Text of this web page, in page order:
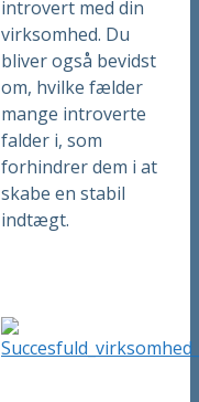
introvert med din
virksomhed. Du
bliver også bevidst
om, hvilke fælder
mange introverte
falder i, som
forhindrer dem i at
skabe en stabil
indtægt.